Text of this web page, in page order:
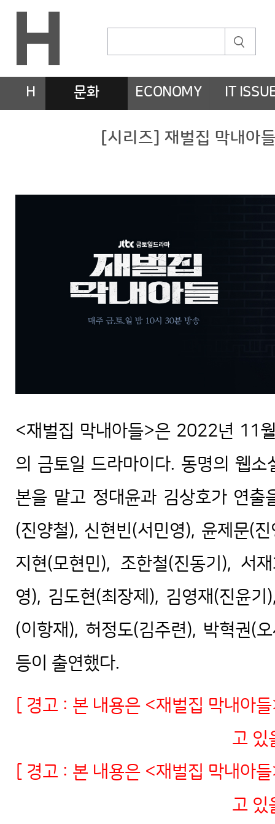
H 문화 ECONOMY IT
[시리즈] 재벌집 막내아
<재벌집 막내아들>은 2022년 11
의 금토일 드라마이다. 동명의 웹
본을 맡고 정대윤과 김상호가 연출
(진양철), 신현빈(서민영), 윤제문(
지현(모현민), 조한철(진동기), 서
영), 김도현(최장제), 김영재(진윤
(이항재), 허정도(김주련), 박혁권(
등이 출연했다.
경고 : 본 내용은 <재벌집 막내아들
고 있
경고 : 본 내용은 <재벌집 막내아들
고 있